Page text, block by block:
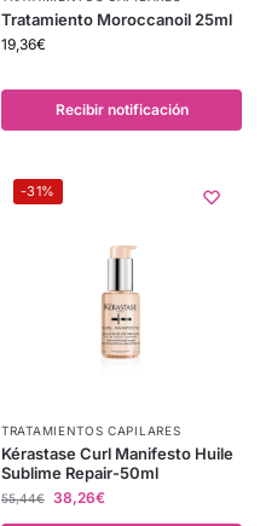
Tratamiento Moroccanoil 25ml
19,36€
Recibir notificación
-31%
TRATAMIENTOS CAPILARES
Kérastase Curl Manifesto Huile
Sublime Repair-50ml
55,44€ 38,26€